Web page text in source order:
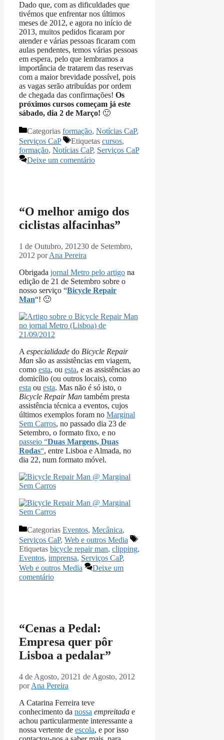
Dado que, com as dificuldades que
tivémos que enfrentar nos últimos
meses de 2012, e agora no início de
2013, muitos pedidos ficaram por
atender e várias pessoas ficaram com
aulas pendentes, temos várias pessoas
em espera, pelo que lembramos a
importância de tratarem das reservas
com a maior brevidade possível, pois
as vagas serão atribuídas por ordem
de chegada das confirmações! Os
próximos cursos começam já este
sábado, dia 2 de Março! 🙂
Categorias formação, Notícias CaP,
Serviços CaP
Etiquetas cursos,
formação, Notícias CaP, Serviços CaP
Deixe um comentário
“O melhor amigo dos
ciclistas alfacinhas”
1 de Outubro, 201230 de Setembro,
2012 porAna Pereira
Obrigada jornal Metro pelo artigo na
edição de 21 de Setembro sobre o
nosso serviço “Bicycle Repair
Man“! 🙂
A especialidade do Bicycle Repair
Man são as assistências em viagem,
como esta, ou esta, e as assistências ao
domicílio (ou outros locais), como
esta ou esta. Mas não é só isto, o
Bicycle Repair Man também presta
assistência técnica a eventos, cujos
últimos exemplos foram no Marginal
Sem Carros, no passado dia 23 de
Setembro, o formato fixo, e no
passeio “Duas Margens, Duas
Rodas“, entre Lisboa e Almada, no
dia 22, num formato móvel.
Categorias Eventos, Mecânica,
Serviços CaP, Web e outros Media
Etiquetas bicycle repair man, clipping,
Eventos, imprensa, Serviços CaP,
Web e outros Media
Deixe um
comentário
“Cenas a Pedal:
Empresa quer pôr
Lisboa a pedalar”
4 de Agosto, 20121 de Agosto, 2012
porAna Pereira
A Catarina Ferreira teve
conhecimento da nossa empreitada e
achou particularmente interessante a
nossa vertente de escola, e por isso